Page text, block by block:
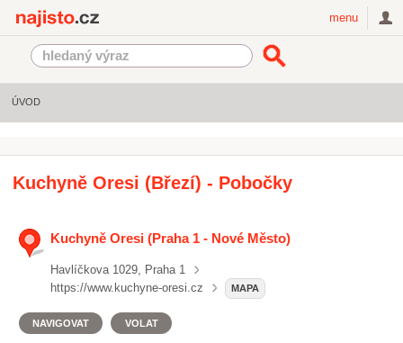
menu
ÚVOD
Kuchyně Oresi (Březí) - Pobočky
Kuchyně Oresi (Praha 1 - Nové Město)
Havlíčkova 1029, Praha 1
https://www.kuchyne-oresi.cz
MAPA
NAVIGOVAT VOLAT